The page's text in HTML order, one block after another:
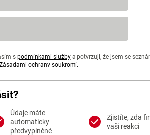
s podmínkami službya potvrzuji, že jsem se
Zásadami ochrany soukromí.
Údaje máte
automaticky
předvyplněné
Zjistíte, zda
vaši reakci